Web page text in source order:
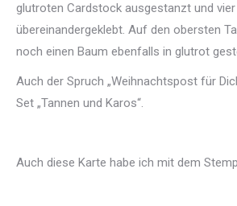
glutroten Cardstock ausgestanzt und vier
übereinandergeklebt. Auf den obersten
noch einen Baum ebenfalls in glutrot
Auch der Spruch „Weihnachtspost für
Set „Tannen und Karos“.
Auch diese Karte habe ich mit dem